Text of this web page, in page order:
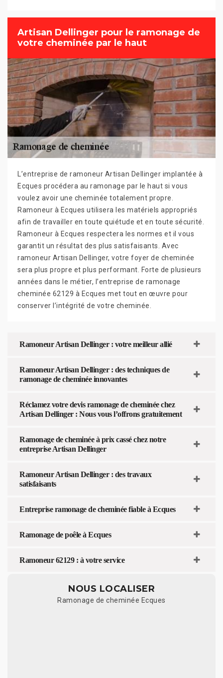
Artisan Dellinger pour le ramonage de
votre cheminée par le haut
L’entreprise de ramoneur Artisan Dellinger implantée à
Ecques procédera au ramonage par le haut si vous
voulez avoir une cheminée totalement propre.
Ramoneur à Ecques utilisera les matériels appropriés
afin de travailler en toute quiétude et en toute sécurité.
Ramoneur à Ecques respectera les normes et il vous
garantit un résultat des plus satisfaisants. Avec
ramoneur Artisan Dellinger, votre foyer de cheminée
sera plus propre et plus performant. Forte de plusieurs
années dans le métier, l’entreprise de ramonage
cheminée 62129 à Ecques met tout en œuvre pour
conserver l’intégrité de votre cheminée.
Ramoneur Artisan Dellinger : votre meilleur allié
Ramoneur Artisan Dellinger : des techniques de
ramonage de cheminée innovantes
Réclamez votre devis ramonage de cheminée chez
Artisan Dellinger : Nous vous l’offrons gratuitement
Ramonage de cheminée à prix cassé chez notre
entreprise Artisan Dellinger
Ramoneur Artisan Dellinger : des travaux
satisfaisants
Entreprise ramonage de cheminée fiable à Ecques
Ramonage de poêle à Ecques
Ramoneur 62129 : à votre service
NOUS LOCALISER
Ramonage de cheminée Ecques